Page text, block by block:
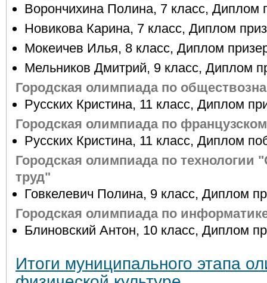
Ворончихина Полина, 7 класс, Диплом
Новикова Карина, 7 класс, Диплом
Мокеичев Илья, 8 класс, Диплом
Мельников Дмитрий, 9 класс, Диплом
Городская олимпиада по
Русских Кристина, 11 класс, Диплом
Городская олимпиада по
Русских Кристина, 11 класс, Диплом
Городская олимпиада по
труд"
Говкелевич Полина, 9 класс, Диплом
Городская олимпиада по
Блиновский Антон, 10 класс, Диплом
Итоги муниципального этапа